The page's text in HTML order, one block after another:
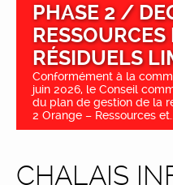
PHASE 2 /
RESSOURCES
RÉSIDUELS
Conformément à la
juin 2026, le Conseil
du plan de gestion de la
2 Orange – Ressources et...
CHALAIS